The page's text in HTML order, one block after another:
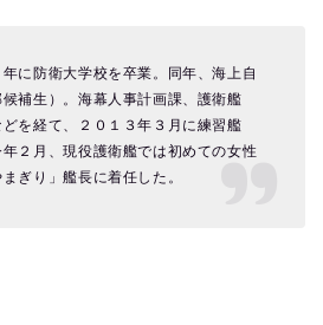
に防衛大学校を卒業。同年、海上自
補生）。海幕人事計画課、護衛艦
どを経て、２０１３年３月に練習艦
年２月、現役護衛艦では初めての女性
ぎり」艦長に着任した。